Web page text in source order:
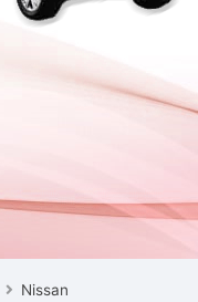
Nissan